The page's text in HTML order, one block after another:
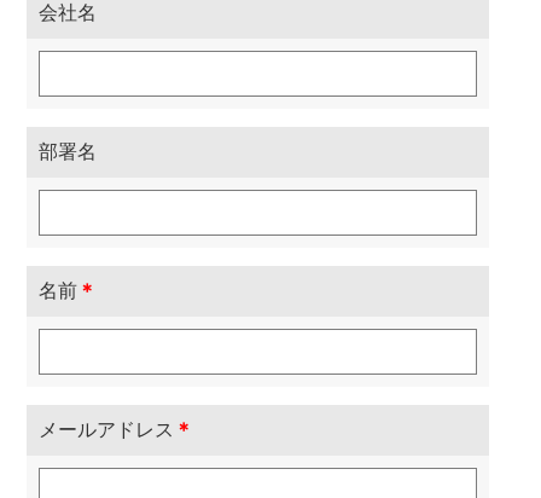
会社名
部署名
名前 ＊
メールアドレス ＊